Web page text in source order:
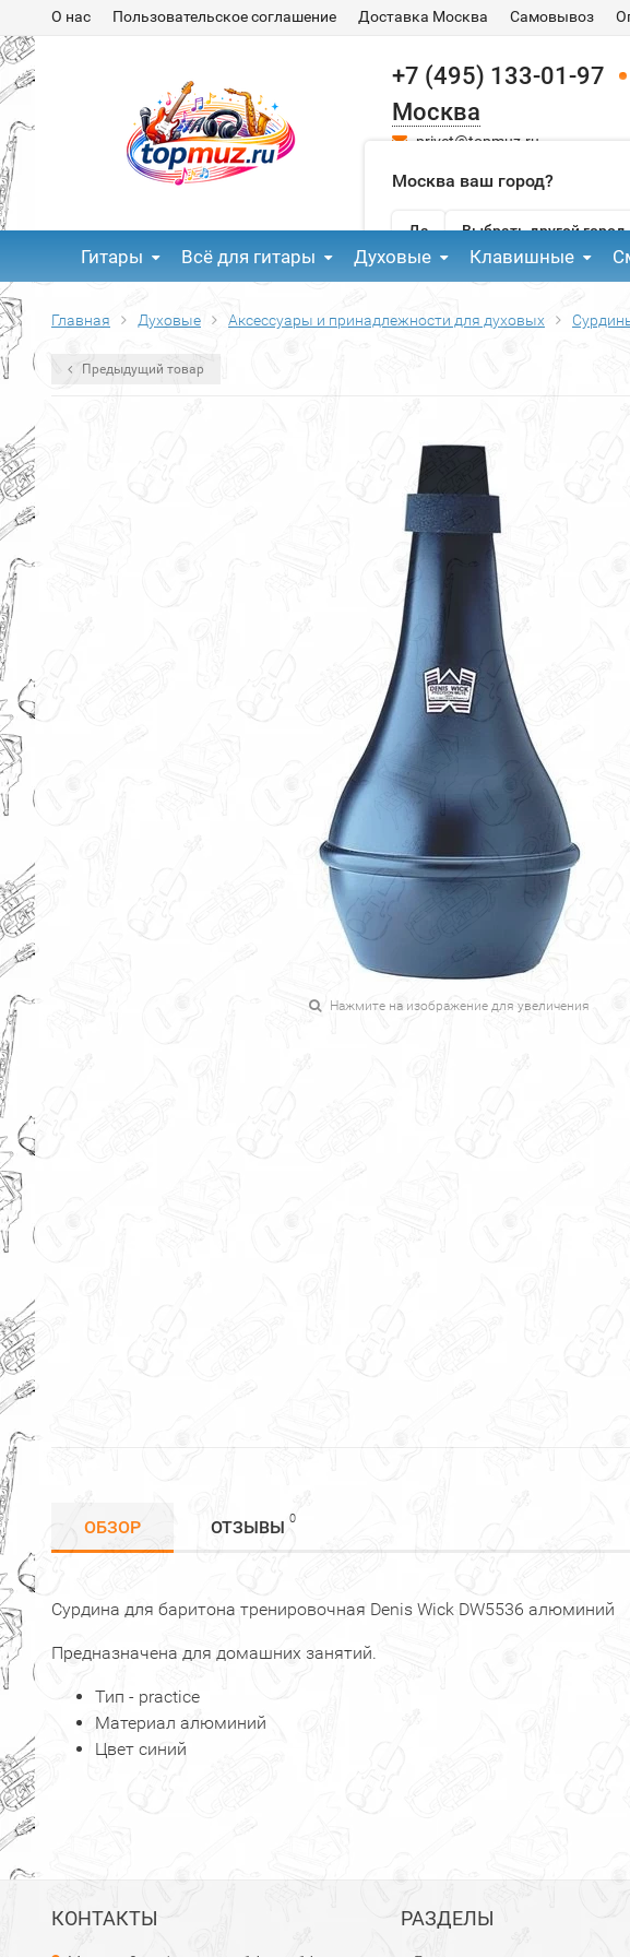
О нас Пользовательское соглашение Доставка Москва Самовывоз
+7 (495) 133-01-97
Москва
Москва ваш город?
Да Выбрать другой город
privet@topmuz.ru
Гитары Всё для гитары Духовые Клавишные
Главная Духовые Аксессуары и принадлежности для духовых
Предыдущий товар
Нажмите на изображение для увеличения
ОБЗОР ОТЗЫВЫ 0
Сурдина для баритона тренировочная Denis Wick DW5536 алюминий
Предназначена для домашних занятий.
Тип - practice
Материал алюминий
Цвет синий
КОНТАКТЫ РАЗДЕЛЫ